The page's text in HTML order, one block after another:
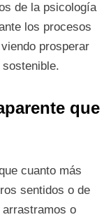
de la psicología
los procesos
prosperar
que
cuanto más
sentidos o de
o